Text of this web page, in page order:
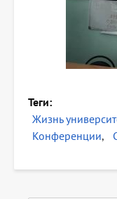
Теги
Жизнь
Конференции